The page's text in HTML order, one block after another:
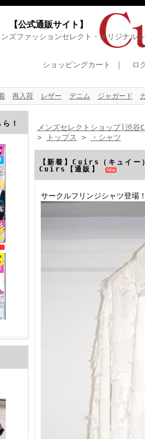
公式通販サイト】
ズファッションセレクト・オリジナル
ショッピングカート ｜ ロ
再入荷 レザー デニム ジャガード
！
メンズセレクトショップ|渋
>
トップス > ・シャツ
【新着】Cuirs（キュイ
Cuirs【通販】
サークルフリンジシャツ登場